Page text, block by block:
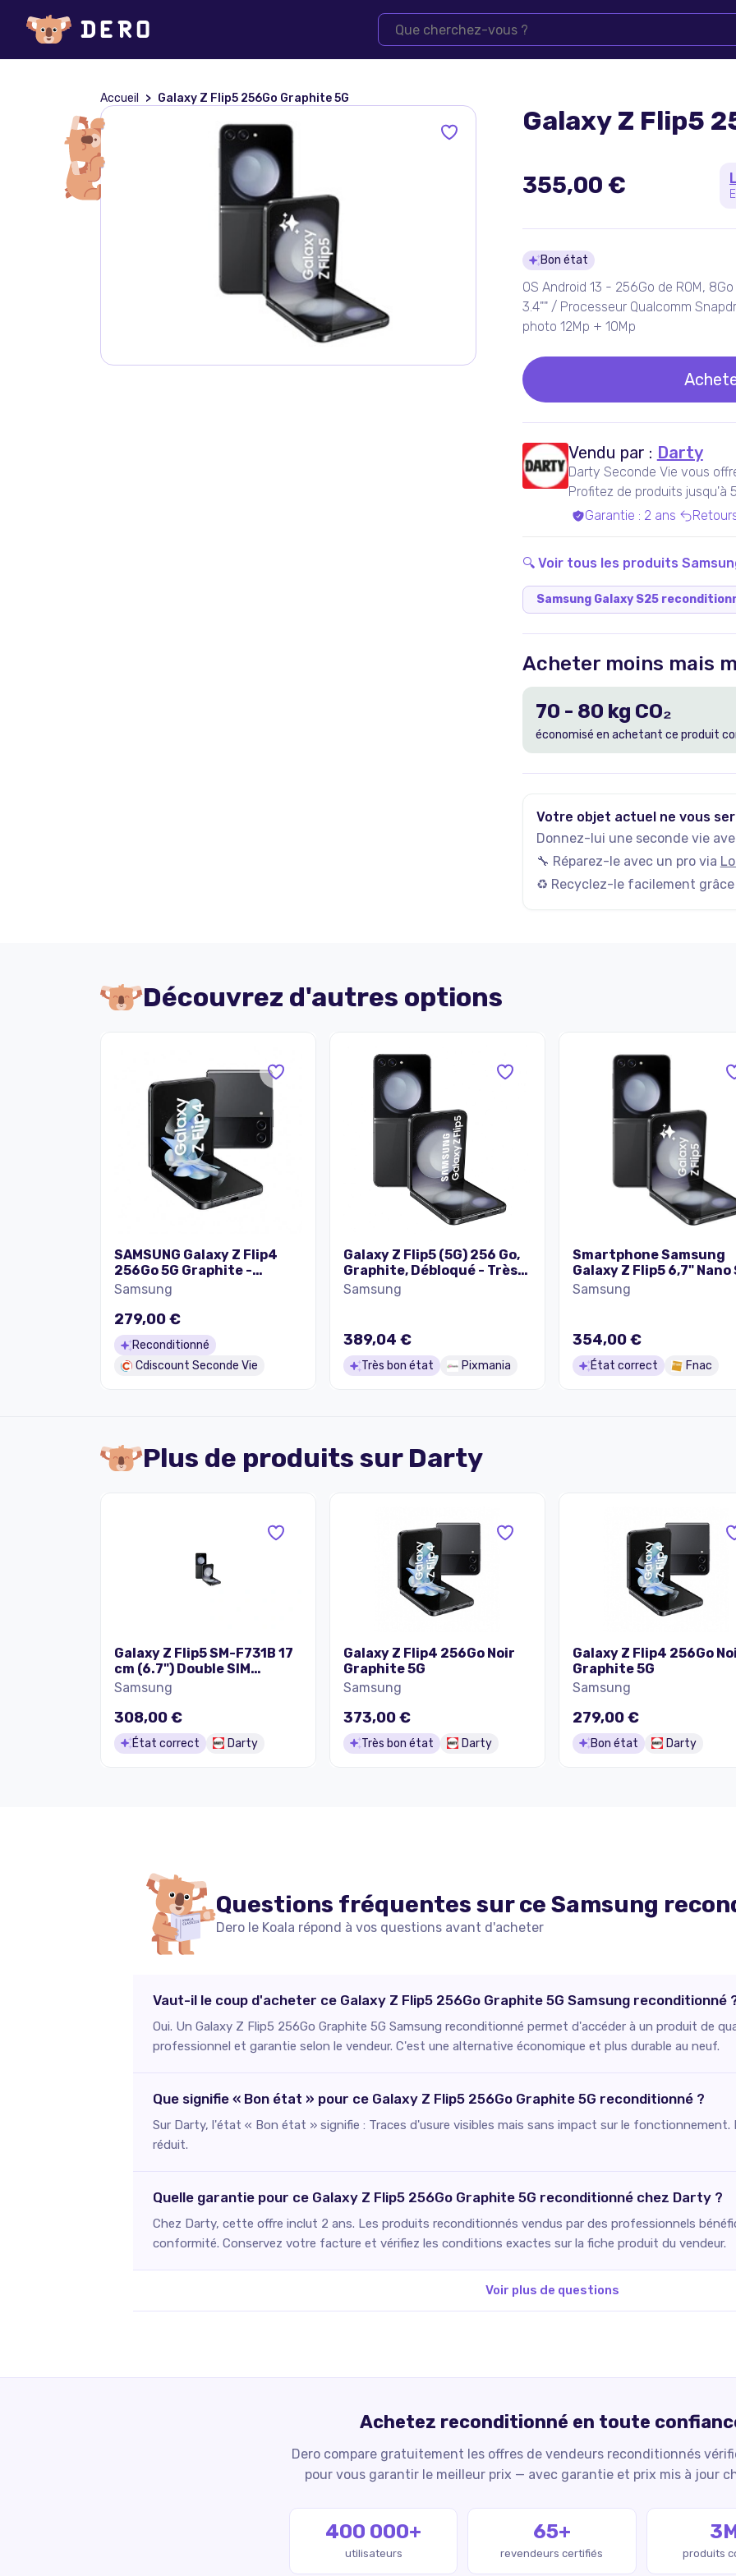
Accueil Galaxy Z Flip5 256Go Graphite 5G
Galaxy Z Flip5
355,00 €
Détails du
Bon état
OS Android 13 - 256Go de ROM,
3.4"" / Processeur Qualcomm
photo 12Mp + 10Mp
Vendu par : Darty
Darty Seconde Vie vous
Profitez de produits jusqu'à
experts qualifiés, dans nos
Garantie : 2 ans
🔍 Voir tous les produits
Samsung Galaxy S25
Acheter moins mais
70 - 80 kg CO₂
économisé en achetant ce produit
Votre objet actuel ne vous
Donnez-lui une seconde vie
🔧 Réparez-le avec un pro via
♻️ Recyclez-le facilement grâce
Découvrez d'autres options
SAMSUNG Galaxy Z Flip4
256Go 5G Graphite -
Reconditionné - Excellent
Samsung
279,00 €
Reconditionné
Cdiscount Seconde Vie
Galaxy Z Flip5 (5G) 256 Go,
Graphite, Débloqué - Très
bon état
Samsung
389,04 €
Très bon état Pixmania
Smartphone Samsung
Galaxy Z Flip5 6,7" Nano
5G 256 Go Graphite
Samsung
354,00 €
État correct Fnac
Plus de produits sur Darty
Galaxy Z Flip5 SM-F731B 17
cm (6.7") Double SIM
Android 13 5G USB Type-C 8
Go 256 Go 3700 mAh
Graphite
Samsung
308,00 €
État correct Darty
Galaxy Z Flip4 256Go Noir
Graphite 5G
Samsung
373,00 €
Très bon état Darty
Galaxy Z Flip4 256Go
Graphite 5G
Samsung
279,00 €
Bon état Darty
Questions fréquentes sur ce Samsung
Dero le Koala répond à vos questions avant d'acheter
Vaut-il le coup d'acheter ce Galaxy Z Flip5 256Go Graphite 5G Samsung reconditionné
Oui. Un Galaxy Z Flip5 256Go Graphite 5G Samsung reconditionné permet d'accéder à un produit de
professionnel et garantie selon le vendeur. C'est une alternative économique et plus durable au neuf.
Que signifie « Bon état » pour ce Galaxy Z Flip5 256Go Graphite 5G reconditionné ?
Sur Darty, l'état « Bon état » signifie : Traces d'usure visibles mais sans impact sur le fonctionnement.
réduit.
Quelle garantie pour ce Galaxy Z Flip5 256Go Graphite 5G reconditionné chez Darty ?
Chez Darty, cette offre inclut 2 ans. Les produits reconditionnés vendus par des professionnels
conformité. Conservez votre facture et vérifiez les conditions exactes sur la fiche produit du vendeur.
Voir plus de questions
Achetez reconditionné en toute
Dero compare gratuitement les offres de vendeurs reconditionnés
pour vous garantir le meilleur prix — avec garantie et prix mis à jour
400 000+
utilisateurs
65+
revendeurs certifiés produits